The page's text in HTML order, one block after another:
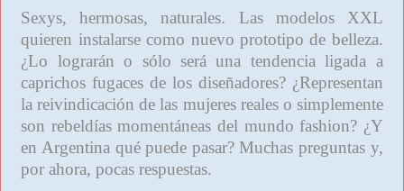
Sexys, hermosas, naturales. Las modelos XXL
quieren instalarse como nuevo prototipo de belleza.
¿Lo lograrán o sólo será una tendencia ligada a
caprichos fugaces de los diseñadores? ¿Representan
la reivindicación de las mujeres reales o simplemente
son rebeldías momentáneas del mundo fashion? ¿Y
en Argentina qué puede pasar? Muchas preguntas y,
por ahora, pocas respuestas.